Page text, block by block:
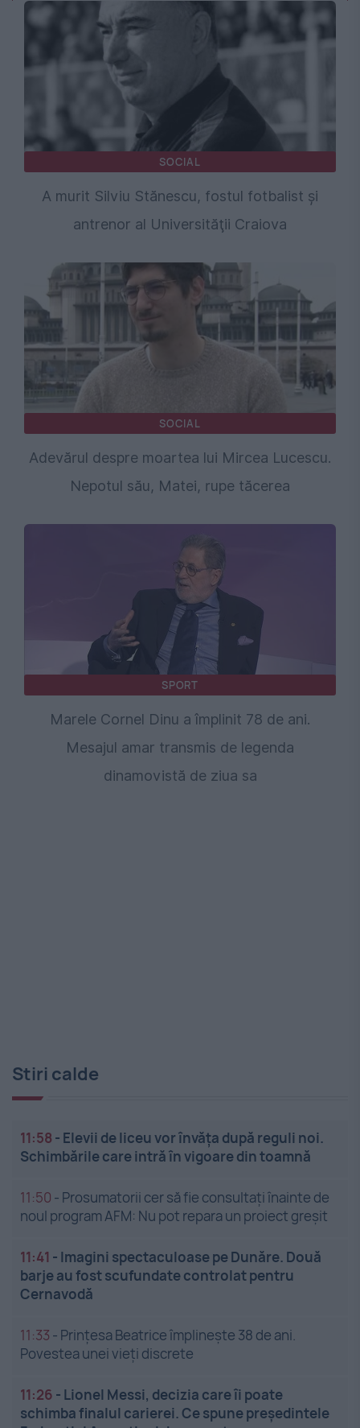
SOCIAL
A murit Silviu Stănescu, fostul fotbalist şi
antrenor al Universităţii Craiova
SOCIAL
Adevărul despre moartea lui Mircea Lucescu.
Nepotul său, Matei, rupe tăcerea
SPORT
Marele Cornel Dinu a împlinit 78 de ani.
Mesajul amar transmis de legenda
dinamovistă de ziua sa
Stiri calde
11:58 - Elevii de liceu vor învăța după reguli noi.
Schimbările care intră în vigoare din toamnă
11:50 - Prosumatorii cer să fie consultați înainte de
noul program AFM: Nu pot repara un proiect greșit
11:41 - Imagini spectaculoase pe Dunăre. Două
barje au fost scufundate controlat pentru
Cernavodă
11:33 - Prințesa Beatrice împlinește 38 de ani.
Povestea unei vieți discrete
11:26 - Lionel Messi, decizia care îi poate
schimba finalul carierei. Ce spune președintele